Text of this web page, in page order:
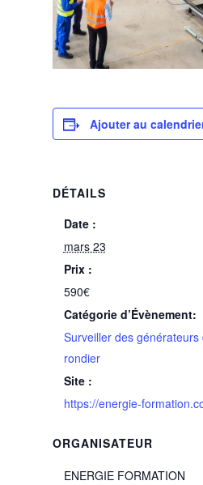
Ajouter au
DÉTAILS
Date :
mars 23
Prix :
590€
Catégorie d’Évènement:
Surveiller des
rondier
Site :
https://energie-
ORGANISATEUR
ENERGIE FORMATION